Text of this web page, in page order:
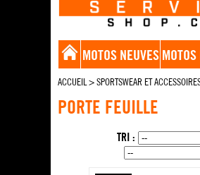
MOTOS NEUVES
ACCUEIL>SPORTSWEAR ET
PORTE FEUILLE
TRI :